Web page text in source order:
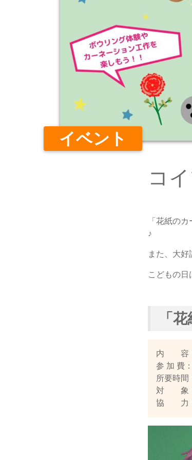
イベント
コ
「花紙の
♪
また、大
こどもの日
「
内 容：
参 加 費
所要時間
対 象：
協 力：